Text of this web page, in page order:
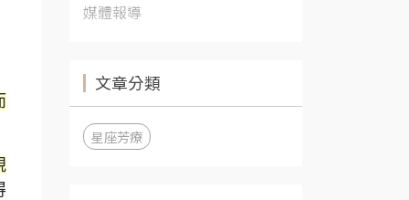
媒體報導
文章分類
星座芳療